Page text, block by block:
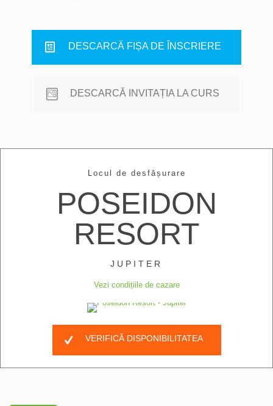
DESCARCĂ FIȘA DE ÎNSCRIERE
DESCARCĂ INVITAȚIA LA CURS
Locul de desfășurare
POSEIDON
RESORT
JUPITER
Vezi condițiile de cazare
VERIFICĂ DISPONIBILITATEA